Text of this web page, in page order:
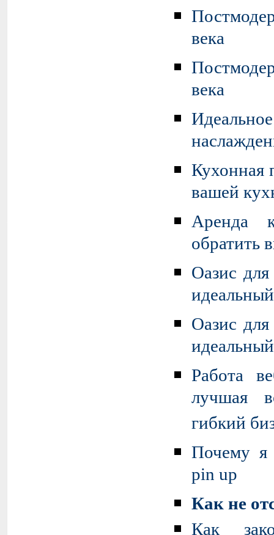
века
века
Кухонная
вашей
Аренда
обратить
Оазис
Оазис
Работа
лучшая
гибкий
Почему я
pin up
Как не
Как